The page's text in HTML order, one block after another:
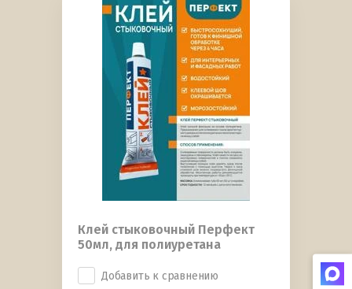
Клей стыковочный Перфект
50мл, для полиуретана
Добавить к сравнению